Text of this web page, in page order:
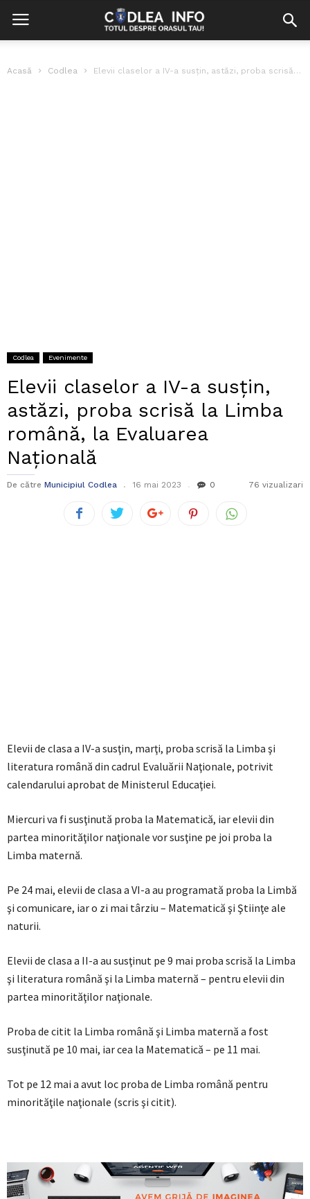
Acasă Codlea Elevii claselor a IV-a susţin, astăzi, proba scrisă la Limba română, la...
Codlea Evenimente
Elevii claselor a IV-a susţin,
astăzi, proba scrisă la Limba
română, la Evaluarea
Naţională
De către Municipiul Codlea 16 mai 2023 0 76 vizualizari
Elevii de clasa a IV-a susţin, marţi, proba scrisă la Limba şi
literatura română din cadrul Evaluării Naţionale, potrivit
calendarului aprobat de Ministerul Educaţiei.
Miercuri va fi susţinută proba la Matematică, iar elevii din
partea minorităţilor naţionale vor susţine pe joi proba la
Limba maternă.
Pe 24 mai, elevii de clasa a VI-a au programată proba la Limbă
şi comunicare, iar o zi mai târziu – Matematică şi Ştiinţe ale
naturii.
Elevii de clasa a II-a au susţinut pe 9 mai proba scrisă la Limba
şi literatura română şi la Limba maternă – pentru elevii din
partea minorităţilor naţionale.
Proba de citit la Limba română şi Limba maternă a fost
susţinută pe 10 mai, iar cea la Matematică – pe 11 mai.
Tot pe 12 mai a avut loc proba de Limba română pentru
minorităţile naţionale (scris şi citit).